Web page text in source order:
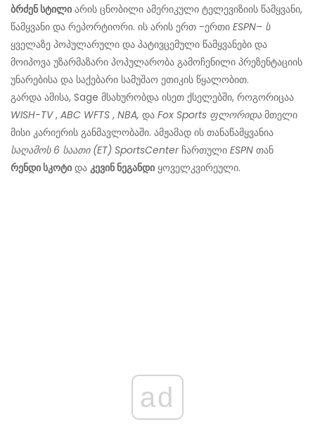
ბრძენ სტილი არის ცნობილი ამერიკული ტელევიზიის წამყვანი,
წამყვანი და რეპორტიორი. ის არის ერთ -ერთი ESPN– ს
ყველაზე პოპულარული და პატივცემული წამყვანები და
მოიპოვა უზარმაზარი პოპულარობა გამოჩენილი პრეზენტაციის
უნარებისა და საქებარი სამუშაო ეთიკის წყალობით.
გარდა ამისა, Sage მსახურობდა ისეთ ქსელებში, როგორიცაა
WISH-TV, ABC WFTS , NBA, და Fox Sports ფლორიდამთელი
მისი კარიერის განმავლობაში. ამჟამად ის თანაწამყვანია
საღამოს 6 საათი (ET) SportsCenterჩართული ESPN თან
რენდი სკოტი და კევინ ნეგანდი ყოველკვირეული.
ad